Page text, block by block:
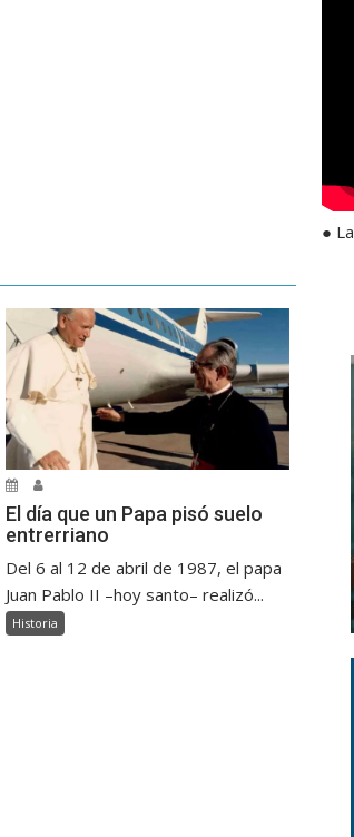
El día que un Papa pisó suelo
entrerriano
Del 6 al 12 de abril de 1987, el papa
Juan Pablo II –hoy santo– realizó...
Historia
●